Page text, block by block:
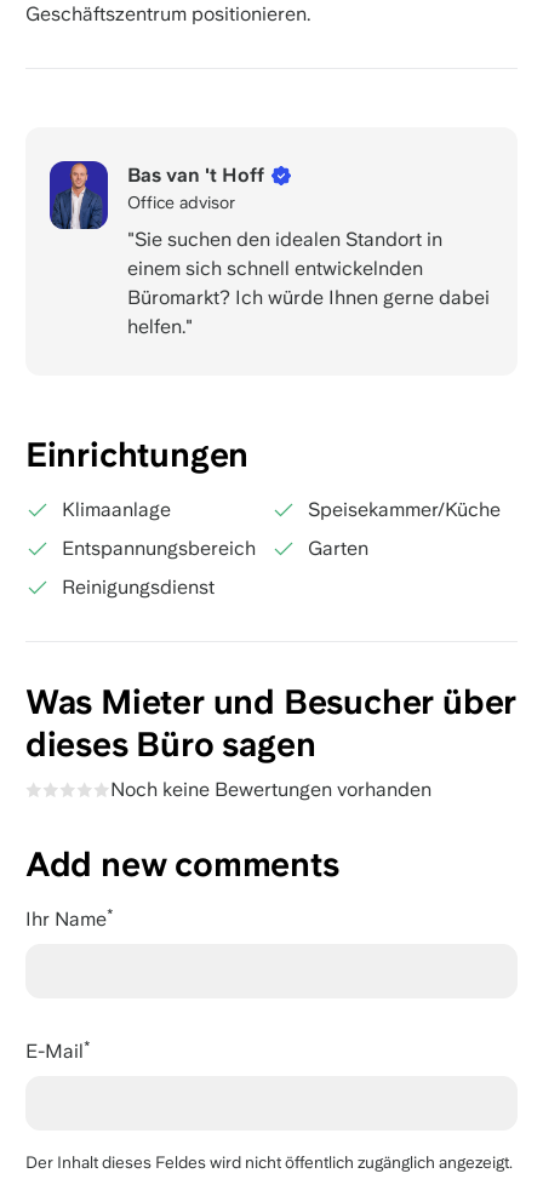
Geschäftszentrum positionieren.
Bas van 't Hoff
Office advisor
"Sie suchen den idealen Standort in
einem sich schnell entwickelnden
Büromarkt? Ich würde Ihnen gerne dabei
helfen."
Einrichtungen
Klimaanlage
Speisekammer/Küche
Entspannungsbereich
Garten
Reinigungsdienst
Was Mieter und Besucher über
dieses Büro sagen
Noch keine Bewertungen vorhanden
Add new comments
Ihr Name
E-Mail
Der Inhalt dieses Feldes wird nicht öffentlich zugänglich angezeigt.